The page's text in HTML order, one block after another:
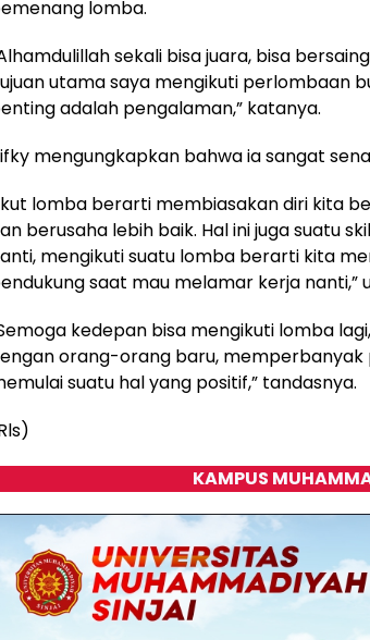
lomba.
sekali bisa juara, bisa
utama saya mengikuti perlombaan
adalah pengalaman,” katanya.
mengungkapkan bahwa ia sangat
lomba berarti membiasakan diri kita
berusaha lebih baik. Hal ini juga suatu
mengikuti suatu lomba berarti kita
saat mau melamar kerja nanti,”
kedepan bisa mengikuti lomba
orang-orang baru,
suatu hal yang positif,” tandasnya.
KAMPUS